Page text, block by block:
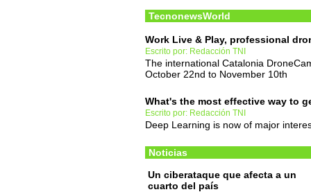
TecnonewsWorld
Work Live & Play, professional
Escrito por: Redacción TNI
The international Catalonia
October 22nd to November 10th
What's the most effective way to
Escrito por: Redacción TNI
Deep Learning is now of major
Noticias
Un ciberataque que afecta a un
cuarto del país